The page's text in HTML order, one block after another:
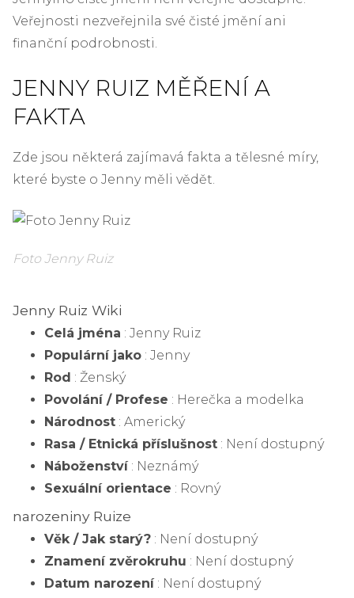
Veřejnosti nezveřejnila své čisté jmění ani
finanční podrobnosti.
JENNY RUIZ MĚŘENÍ A
FAKTA
Zde jsou některá zajímavá fakta a tělesné míry,
které byste o Jenny měli vědět.
Foto Jenny Ruiz
Jenny Ruiz Wiki
Celá jména : Jenny Ruiz
Populární jako : Jenny
Rod : Ženský
Povolání / Profese : Herečka a modelka
Národnost : Americký
Rasa / Etnická příslušnost : Není dostupný
Náboženství: Neznámý
Sexuální orientace : Rovný
narozeniny Ruize
Věk / Jak starý? : Není dostupný
Znamení zvěrokruhu : Není dostupný
Datum narození: Není dostupný